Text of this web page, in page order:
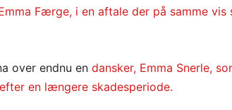
Færge, i en aftale der på samme
over endnu en dansker, Emma Snerle,
en længere skadesperiode.